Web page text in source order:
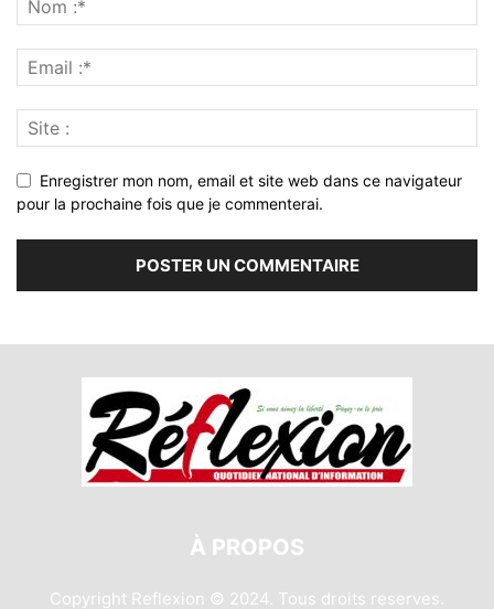
Enregistrer mon nom, email et site web dans ce navigateur
pour la prochaine fois que je commenterai.
À PROPOS
Copyright Reflexion © 2024. Tous droits reserves.